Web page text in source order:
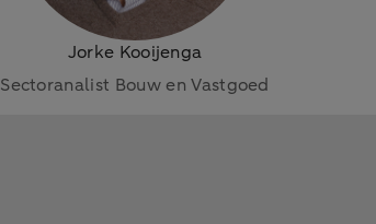
Jorke Kooijenga
Sectoranalist Bouw en Vastgoed